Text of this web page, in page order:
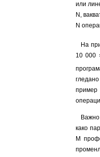
или
N,
N
На
10 000
пример
како
M